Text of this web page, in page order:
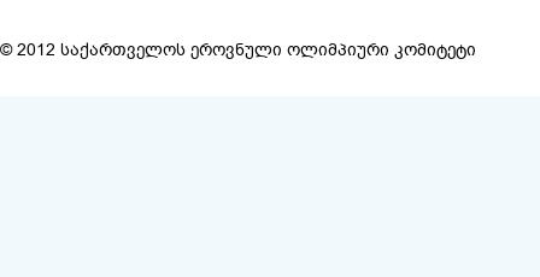
© 2012 საქართველოს ეროვნული ოლიმპიური კომიტეტი